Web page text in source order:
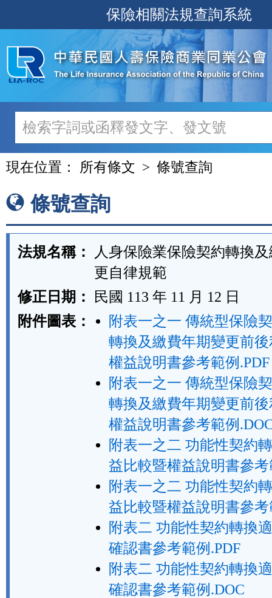
至
主
內
容
保險相關法規查詢系統
現在位置： 所有條文 條號查詢
條號查詢
法規名稱：
人身保險業保險契約轉換
更自律規範
修正日期：
民國 113 年 11 月 12 日
附件圖表：
附表一之一 傳統型保險
轉換及繳費年期變更前
權益說明書參考範例.PDF
附表一之一 傳統型保險
轉換及繳費年期變更前
權益說明書參考範例
附表一之二 功能性契約
益比較暨權益說明書參考
附表一之二 功能性契約
益比較暨權益說明書參考
附表二 功能性契約轉換
確認書參考範例.PDF
附表二 功能性契約轉換
確認書參考範例.DOC